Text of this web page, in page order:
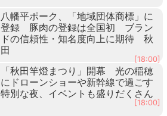
八幡平ポーク、「地域団体商標」に
登録 豚肉の登録は全国初 ブラン
ドの信頼性・知名度向上に期待 秋
田
[18:00]
「秋田竿燈まつり」開幕 光の稲穂
にドローンショーや新幹線で過ごす
特別な夜、イベントも盛りだくさん
[18:00]